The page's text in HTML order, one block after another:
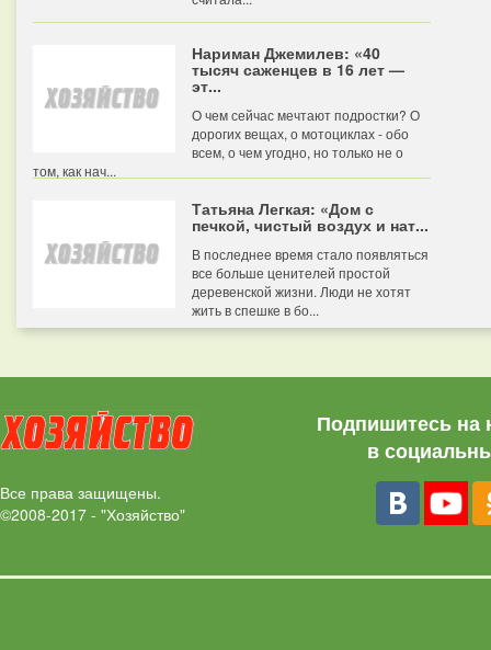
Нариман Джемилев: «40
тысяч саженцев в 16 лет —
эт...
О чем сейчас мечтают подростки? О
дорогих вещах, о мотоциклах - обо
всем, о чем угодно, но только не о
том, как нач...
Татьяна Легкая: «Дом с
печкой, чистый воздух и нат...
В последнее время стало появляться
все больше ценителей простой
деревенской жизни. Люди не хотят
жить в спешке в бо...
Все права защищены.
©2008-2017 - "Хозяйство"
Подпишитесь на
в